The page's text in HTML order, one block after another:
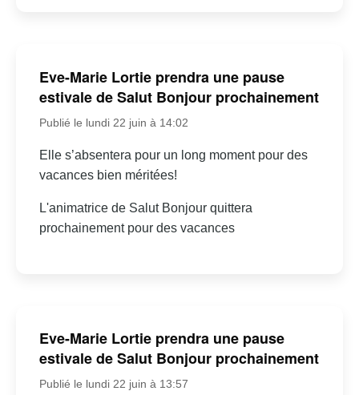
Eve-Marie Lortie prendra une pause
estivale de Salut Bonjour prochainement
Publié le lundi 22 juin à 14:02
Elle s’absentera pour un long moment pour des
vacances bien méritées!
L'animatrice de Salut Bonjour quittera
prochainement pour des vacances
Eve-Marie Lortie prendra une pause
estivale de Salut Bonjour prochainement
Publié le lundi 22 juin à 13:57